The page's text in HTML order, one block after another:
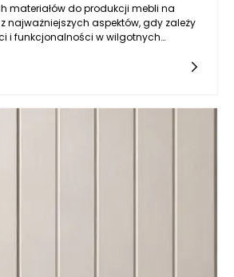
materiałów do produkcji mebli na
najważniejszych aspektów, gdy zależy
i funkcjonalności w wilgotnych
Istotne jest, aby materiał miał